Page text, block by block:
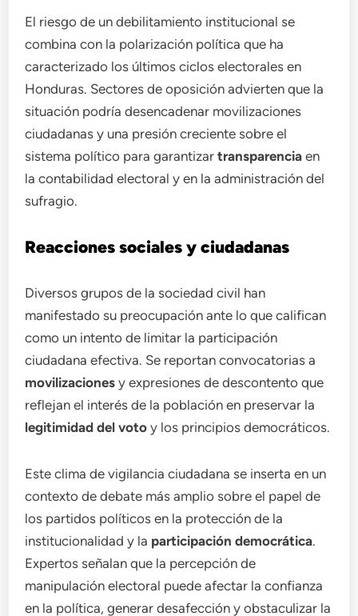
El riesgo de un debilitamiento institucional se
combina con la polarización política que ha
caracterizado los últimos ciclos electorales en
Honduras. Sectores de oposición advierten que la
situación podría desencadenar movilizaciones
ciudadanas y una presión creciente sobre el
sistema político para garantizartransparencia en
la contabilidad electoral y en la administración del
sufragio.
Reacciones sociales y ciudadanas
Diversos grupos de la sociedad civil han
manifestado su preocupación ante lo que califican
como un intento de limitar la participación
ciudadana efectiva. Se reportan convocatorias a
movilizaciones y expresiones de descontento que
reflejan el interés de la población en preservar la
legitimidad del voto y los principios democráticos.
Este clima de vigilancia ciudadana se inserta en un
contexto de debate más amplio sobre el papel de
los partidos políticos en la protección de la
institucionalidad y la participación democrática.
Expertos señalan que la percepción de
manipulación electoral puede afectar la confianza
en la política, generar desafección y obstaculizar la